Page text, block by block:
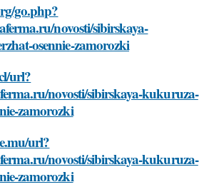
go.php?
novosti/sibirskaya-
osennie-zamorozki
url?
novosti/sibirskaya-kukuruza-
zamorozki
url?
novosti/sibirskaya-kukuruza-
zamorozki